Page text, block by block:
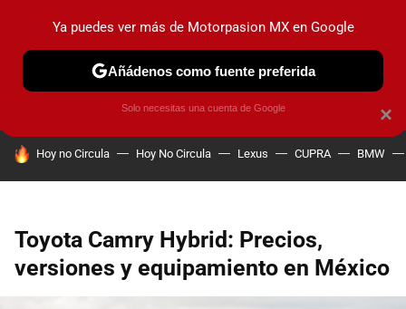
PRUEBAS INDUSTRIA HOY NO CIRCULA
HOY SE HABLA DE
Hoy no Circula Hoy No Circula Lexus CUPRA BMW
Toyota Camry Hybrid: Precios,
versiones y equipamiento en México
×
Ya puedes ver más de Motorpasion MX en Google
Añádenos como fuente preferida
Solo necesitas una cuenta de Google